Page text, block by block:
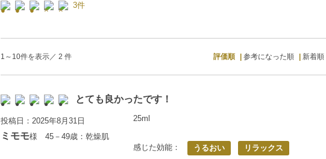
3件
1～10件を表示／ 2 件 評価順 参考になった順 新着順
とても良かったです！
投稿日：2025年8月31日
ミモモ様 45－49歳：乾燥肌
25ml
感じた効能： うるおい リラックス